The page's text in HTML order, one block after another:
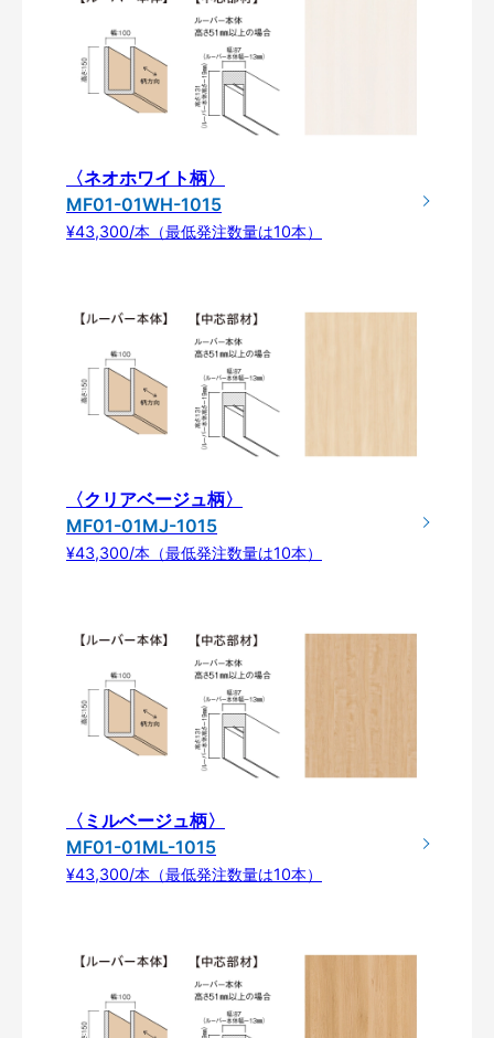
〈ネオホワイト柄〉
MF01-01WH-1015
¥43,300/本（最低発注数量は10本）
〈クリアベージュ柄〉
MF01-01MJ-1015
¥43,300/本（最低発注数量は10本）
〈ミルベージュ柄〉
MF01-01ML-1015
¥43,300/本（最低発注数量は10本）